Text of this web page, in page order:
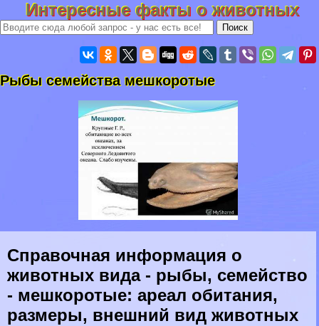
Интересные факты о животных
Рыбы семейства мешкоротые
Справочная информация о
животных вида - рыбы, семейство
- мешкоротые: ареал обитания,
размеры, внешний вид животных